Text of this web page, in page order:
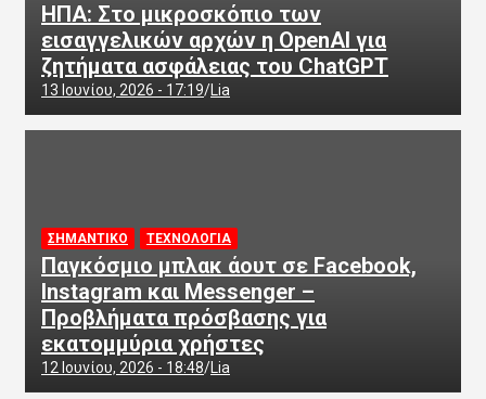
ΗΠΑ: Στο μικροσκόπιο των
εισαγγελικών αρχών η OpenAI για
ζητήματα ασφάλειας του ChatGPT
13 Ιουνίου, 2026 - 17:19 Lia
ΣΗΜΑΝΤΙΚΟ ΤΕΧΝΟΛΟΓΙΑ
Παγκόσμιο μπλακ άουτ σε Facebook,
Instagram και Messenger –
Προβλήματα πρόσβασης για
εκατομμύρια χρήστες
12 Ιουνίου, 2026 - 18:48 Lia